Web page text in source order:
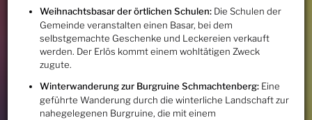
Weihnachtsbasar der örtlichen Schulen:Die Schulen der
Gemeinde veranstalten einen Basar, bei dem
selbstgemachte Geschenke und Leckereien verkauft
werden. Der Erlös kommt einem wohltätigen Zweck
zugute.
Winterwanderung zur Burgruine Schmachtenberg:Eine
geführte Wanderung durch die winterliche Landschaft zur
nahegelegenen Burgruine, die mit einem